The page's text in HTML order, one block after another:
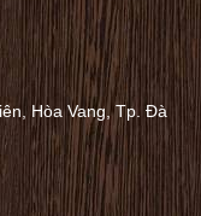
Hòa Vang, Tp. Đà